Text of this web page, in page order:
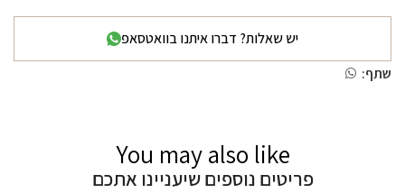
יש שאלות? דברו איתנו בוואטסאפ
שתף:
You may also like
פריטים נוספים שיעניינו אתכם